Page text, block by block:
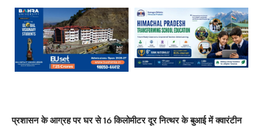
प्रशासन के आग्रह पर घर से 16 किलोमीटर दूर नित्थर के बुआई में क्वारंटीन